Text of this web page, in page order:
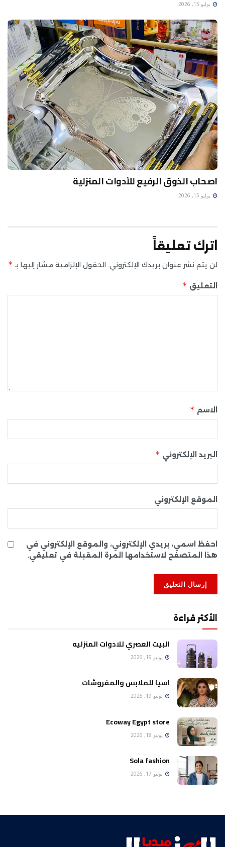
يوليو 15, 2026
اصحاب الذوق الرفيع للأدوات المنزلية
يوليو 15, 2026
اترك تعليقاً
لن يتم نشر عنوان بريدك الإلكتروني. الحقول الإلزامية مشار إليها بـ *
التعليق *
الاسم *
البريد الإلكتروني *
الموقع الإلكتروني
احفظ اسمي، بريدي الإلكتروني، والموقع الإلكتروني في
هذا المتصفح لاستخدامها المرة المقبلة في تعليقي.
الأكثر قراءة
البيت العصري للادوات المنزليه
يوليو 19, 2026
اسيا للملابس والمفروشات
يوليو 19, 2026
Ecoway Egypt store
يوليو 18, 2026
Sola fashion
يوليو 17, 2026